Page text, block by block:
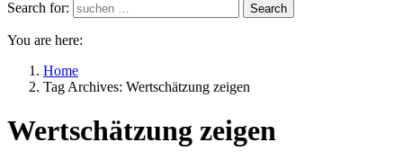
Search for:
Search
You are here:
Home
Tag Archives: Wertschätzung zeigen
Wertschätzung zeigen